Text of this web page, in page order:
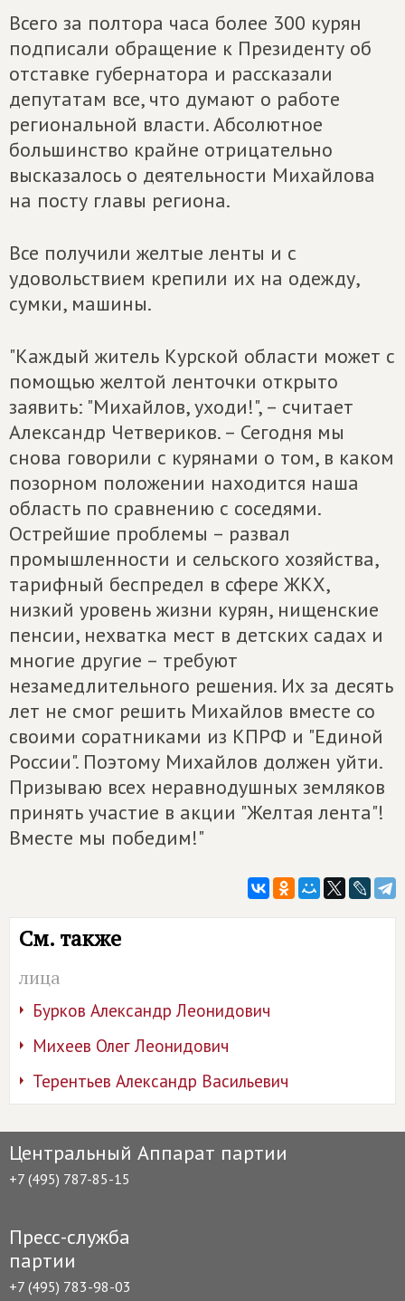
Всего за полтора часа более 300 курян
подписали обращение к Президенту об
отставке губернатора и рассказали
депутатам все, что думают о работе
региональной власти. Абсолютное
большинство крайне отрицательно
высказалось о деятельности Михайлова
на посту главы региона.
Все получили желтые ленты и с
удовольствием крепили их на одежду,
сумки, машины.
"Каждый житель Курской области может с
помощью желтой ленточки открыто
заявить: "Михайлов, уходи!", – считает
Александр Четвериков. – Сегодня мы
снова говорили с курянами о том, в каком
позорном положении находится наша
область по сравнению с соседями.
Острейшие проблемы – развал
промышленности и сельского хозяйства,
тарифный беспредел в сфере ЖКХ,
низкий уровень жизни курян, нищенские
пенсии, нехватка мест в детских садах и
многие другие – требуют
незамедлительного решения. Их за десять
лет не смог решить Михайлов вместе со
своими соратниками из КПРФ и "Единой
России". Поэтому Михайлов должен уйти.
Призываю всех неравнодушных земляков
принять участие в акции "Желтая лента"!
Вместе мы победим!"
См. также
лица
Бурков Александр Леонидович
Михеев Олег Леонидович
Терентьев Александр Васильевич
Центральный Аппарат партии
+7 (495) 787-85-15
Пресс-служба
партии
+7 (495) 783-98-03